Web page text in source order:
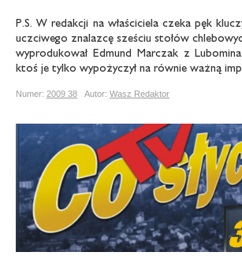
P.S. W redakcji na właściciela czeka pęk
uczciwego znalazcę sześciu stołów
wyprodukował Edmund Marczak z
ktoś je tylko wypożyczył na równie ważną
Numer: 2009 38 Autor: Wasz Redaktor